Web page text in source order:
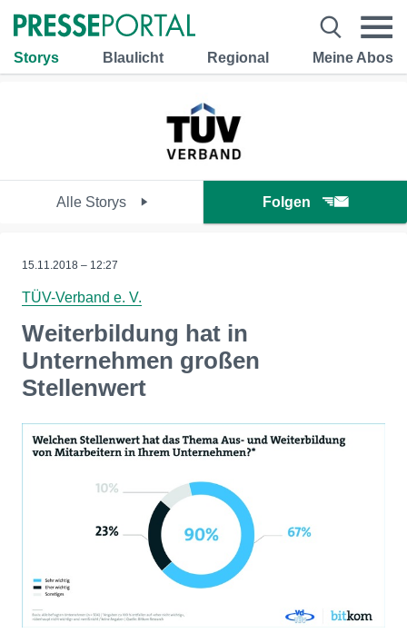
Storys Blaulicht Regional Meine Abos
Alle Storys Folgen
15.11.2018 – 12:27
TÜV-Verband e. V.
Weiterbildung hat in
Unternehmen großen
Stellenwert